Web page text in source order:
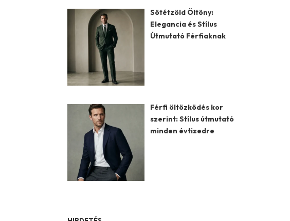
Sötétzöld Öltöny:
Elegancia és Stílus
Útmutató Férfiaknak
Férfi öltözködés kor
szerint: Stílus útmutató
minden évtizedre